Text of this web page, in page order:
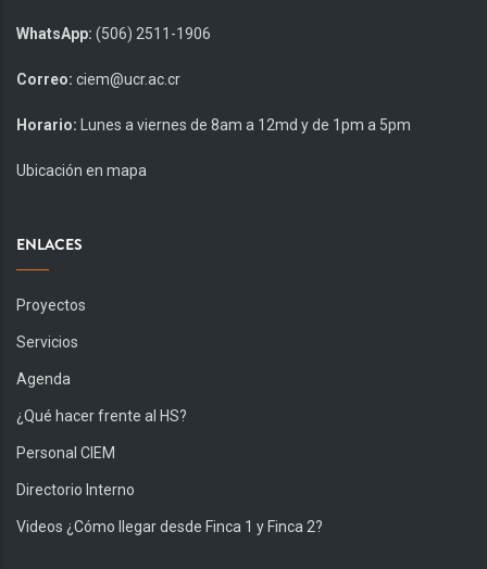
WhatsApp: (506) 2511-1906
Correo: ciem@ucr.ac.cr
Horario: Lunes a viernes de 8am a 12md y de 1pm a 5pm
Ubicación en mapa
ENLACES
Proyectos
Servicios
Agenda
¿Qué hacer frente al HS?
Personal CIEM
Directorio Interno
Videos ¿Cómo llegar desde Finca 1 y Finca 2?